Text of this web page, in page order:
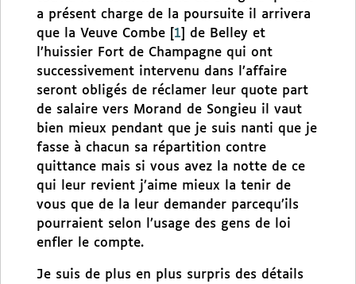
a présent charge de la poursuite il arrivera
que la Veuve Combe
1
de Belley et
l’huissier Fort de Champagne qui ont
successivement intervenu dans l’affaire
seront obligés de réclamer leur quote part
de salaire vers Morand de Songieu il vaut
bien mieux pendant que je suis nanti que je
fasse à chacun sa répartition contre
quittance mais si vous avez la notte de ce
qui leur revient j’aime mieux la tenir de
vous que de la leur demander parcequ’ils
pourraient selon l’usage des gens de loi
enfler le compte.
Je suis de plus en plus surpris des détails